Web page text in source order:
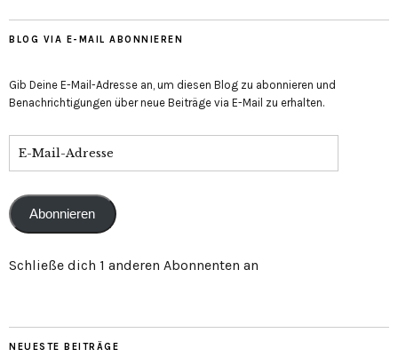
LinkedIn
BLOG VIA E-MAIL ABONNIEREN
Gib Deine E-Mail-Adresse an, um diesen Blog zu abonnieren und
Benachrichtigungen über neue Beiträge via E-Mail zu erhalten.
Mail-
Abonnieren
Schließe dich 1 anderen Abonnenten an
NEUESTE BEITRÄGE